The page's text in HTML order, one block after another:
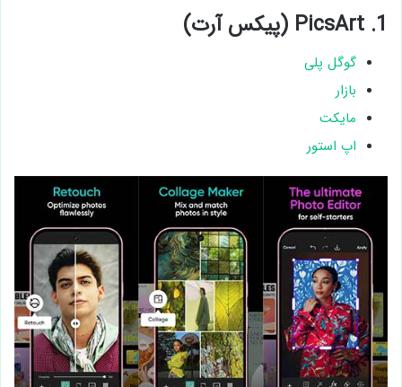
1. PicsArt (پیکس آرت)
گوگل پلی
بازار
مایکت
اپ استور